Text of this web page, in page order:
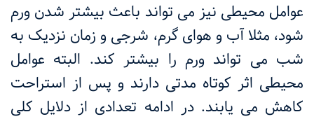
عوامل محیطی نیز می تواند باعث بیشتر شدن ورم
شود، مثلا آب و هوای گرم، شرجی و زمان نزدیک به
شب می تواند ورم را بیشتر کند. البته عوامل
محیطی اثر کوتاه مدتی دارند و پس از استراحت
کاهش می یابند. در ادامه تعدادی از دلایل کلی